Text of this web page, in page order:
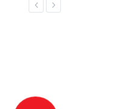
Previous
Next